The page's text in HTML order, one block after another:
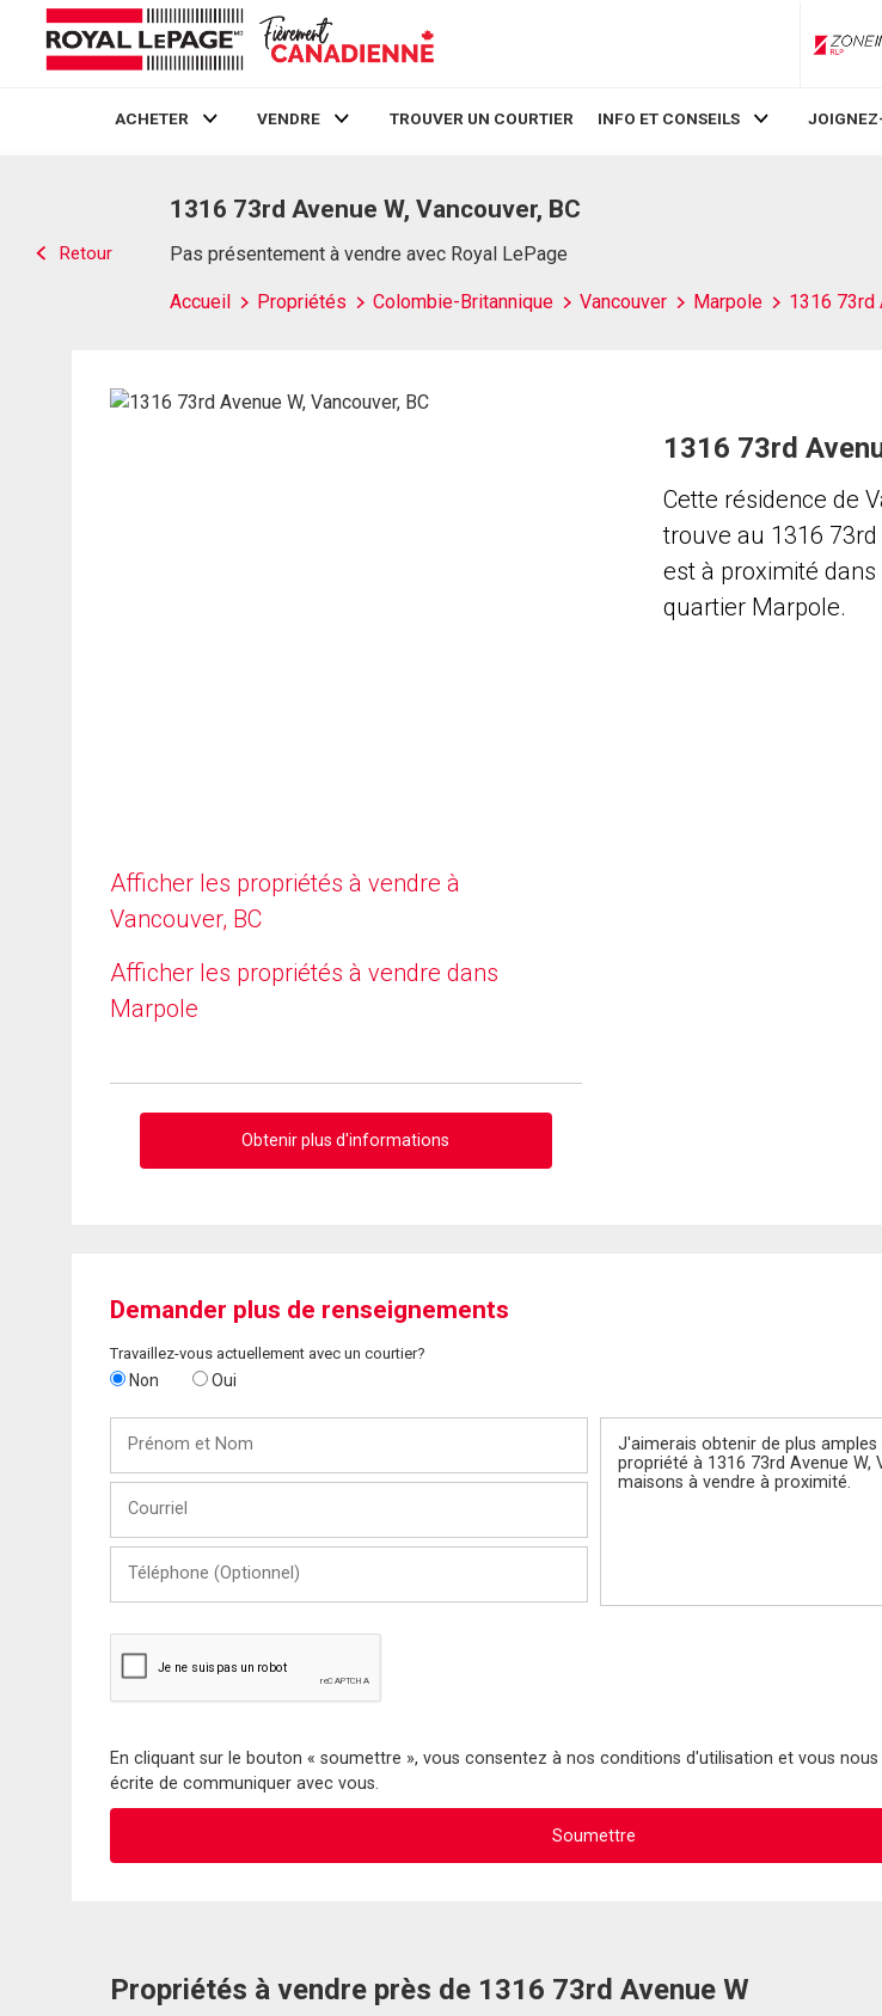
ACHETER VENDRE TROUVER UN COURTIER INFO ET CONSEILS
Retour
1316 73rd Avenue W, Vancouver, BC
Pas présentement à vendre avec Royal LePage
Accueil Propriétés Colombie-Britannique Vancouver Marpole 1316 73rd
Afficher les propriétés à vendre à
Vancouver, BC
Afficher les propriétés à vendre dans
Marpole
Obtenir plus d'informations
1316 73rd
Cette résidence de
trouve au 1316
est à proximité dans
quartier Marpole.
Demander plus de renseignements
Travaillez-vous actuellement avec un courtier?
Non Oui
Nom
(Optionnel)
En cliquant sur le bouton « soumettre », vous consentez à nos conditions d'utilisation et vous
écrite de communiquer avec vous.
Propriétés à vendre près de 1316 73rd Avenue W